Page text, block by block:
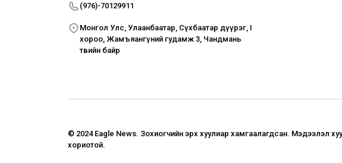
(976)-70129911
Монгол Улс, Улаанбаатар, Сүхбаатар дүүрэг, I
хороо, Жамъяангүний гудамж 3, Чандмань
төвийн байр
© 2024 Eagle News. Зохиогчийн эрх хуулиар хамгаалагдсан. Мэдээлэл
хориотой.